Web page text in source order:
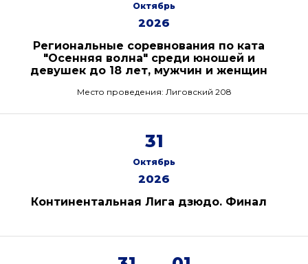
Октябрь
2026
Региональные соревнования по ката
"Осенняя волна" среди юношей и
девушек до 18 лет, мужчин и женщин
Место проведения: Лиговский 208
31
Октябрь
2026
Континентальная Лига дзюдо. Финал